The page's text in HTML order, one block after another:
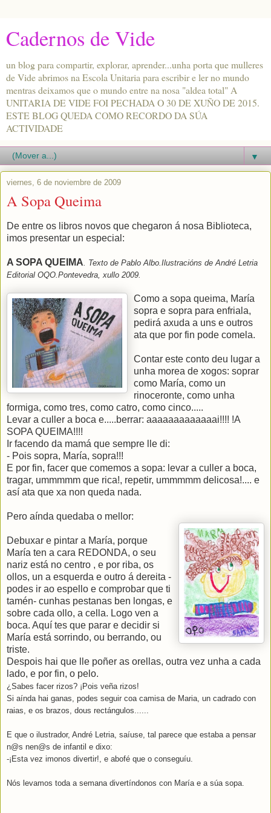
Cadernos de Vide
un blog para compartir, explorar, aprender...unha porta que mulleres
de Vide abrimos na Escola Unitaria para escribir e ler no mundo
mentras deixamos que o mundo entre na nosa "aldea total" A
UNITARIA DE VIDE FOI PECHADA O 30 DE XUÑO DE 2015.
ESTE BLOG QUEDA COMO RECORDO DA SÚA
ACTIVIDADE
▼
viernes, 6 de noviembre de 2009
A Sopa Queima
De entre os libros novos que chegaron á nosa Biblioteca,
imos presentar un especial:
A SOPA QUEIMA . Texto de Pablo Albo.Ilustracións de André Letria
Editorial OQO.Pontevedra, xullo 2009.
Como a sopa queima, María
sopra e sopra para enfriala,
pedirá axuda a uns e outros
ata que por fin pode come la.
Contar este conto deu lugar a
unha morea de xogos: soprar
como María, como un
rinoceronte, como unha
formiga, como tres, como catro, como cinco.....
Levar a culler a boca e.....berrar: aaaaaaaaaaaaai!!!! !A
SOPA QUEIMA!!!!
Ir facendo da mamá que sempre lle di:
- Pois sopra, María, sopra!!!
E por fin, facer que comemos a sopa: levar a culler a boca,
tragar, ummmmm que rica!, repetir, ummmmm delicosa!.... e
así ata que xa non queda nada.
Pero aínda quedaba o mellor:
Debuxar e pintar a María, porque
María ten a cara REDONDA, o seu
nariz está no centro , e por riba, os
ollos, un a esquerda e outro á dereita -
podes ir ao espello e comprobar que ti
tamén- cunhas pestanas ben longas, e
sobre cada ollo, a cella. Logo ven a
boca. Aquí tes que parar e decidir si
María está sorrindo, ou berrando, ou
triste.
Despois hai que lle poñer as orellas, outra vez unha a cada
lado, e por fin, o pelo.
¿Sabes facer rizos? ¡Pois veña rizos!
Si aínda hai ganas, podes seguir coa camisa de Maria, un cadrado con
raias, e os brazos, dous rectángulos......
E que o ilustrador, André Letria, saíuse, tal parece que estaba a pensar
n@s nen@s de infantil e dixo:
-¡Esta vez imonos divertir!, e abofé que o conseguíu.
Nós levamos toda a semana divertíndonos con María e a súa sopa.